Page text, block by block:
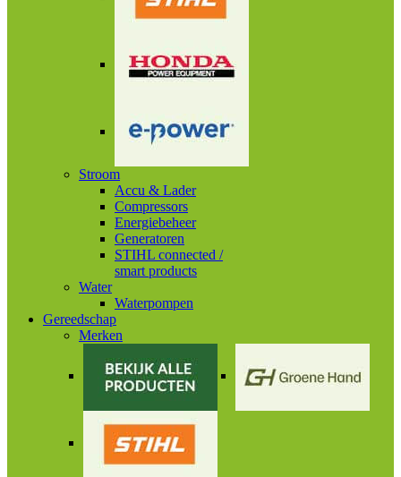
Stroom
Accu & Lader
Compressors
Energiebeheer
Generatoren
STIHL connected /
smart products
Water
Waterpompen
Gereedschap
Merken